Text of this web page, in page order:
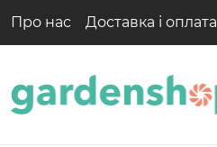
Про нас Доставка і оплата